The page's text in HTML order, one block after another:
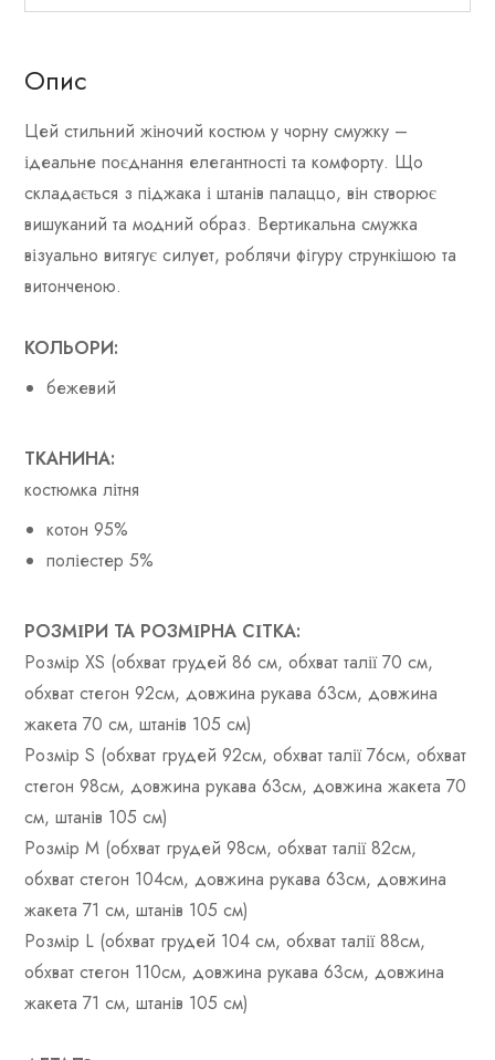
Опис
Цей стильний жіночий костюм у чорну смужку –
ідеальне поєднання елегантності та комфорту. Що
складається з піджака і штанів палаццо, він створює
вишуканий та модний образ. Вертикальна смужка
візуально витягує силует, роблячи фігуру стрункішою та
витонченою.
КОЛЬОРИ:
бежевий
ТКАНИНА:
костюмка літня
котон 95%
поліестер 5%
РОЗМІРИ ТА РОЗМІРНА СІТКА:
Розмір XS (обхват грудей 86 см, обхват талії 70 см,
обхват стегон 92см, довжина рукава 63см, довжина
жакета 70 см, штанів 105 см)
Розмір S (обхват грудей 92см, обхват талії 76см, обхват
стегон 98см, довжина рукава 63см, довжина жакета 70
см, штанів 105 см)
Розмір М (обхват грудей 98см, обхват талії 82см,
обхват стегон 104см, довжина рукава 63см, довжина
жакета 71 см, штанів 105 см)
Розмір L (обхват грудей 104 см, обхват талії 88см,
обхват стегон 110см, довжина рукава 63см, довжина
жакета 71 см, штанів 105 см)